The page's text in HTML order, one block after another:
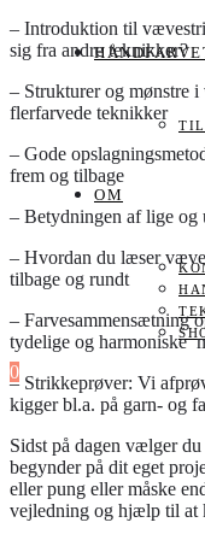
OM
0
– Introduktion til
sig fra andre teknikker?
– Strukturer og mønstre
flerfarvede teknikker
– Gode
frem og tilbage
– Betydningen af lige og
– Hvordan du læser
tilbage og rundt
– Farvesammensætning
tydelige og harmoniske
– Strikkeprøver: Vi
kigger bl.a. på garn- og
Sidst på dagen vælger
begynder på dit eget
eller pung eller måske
vejledning og hjælp til at